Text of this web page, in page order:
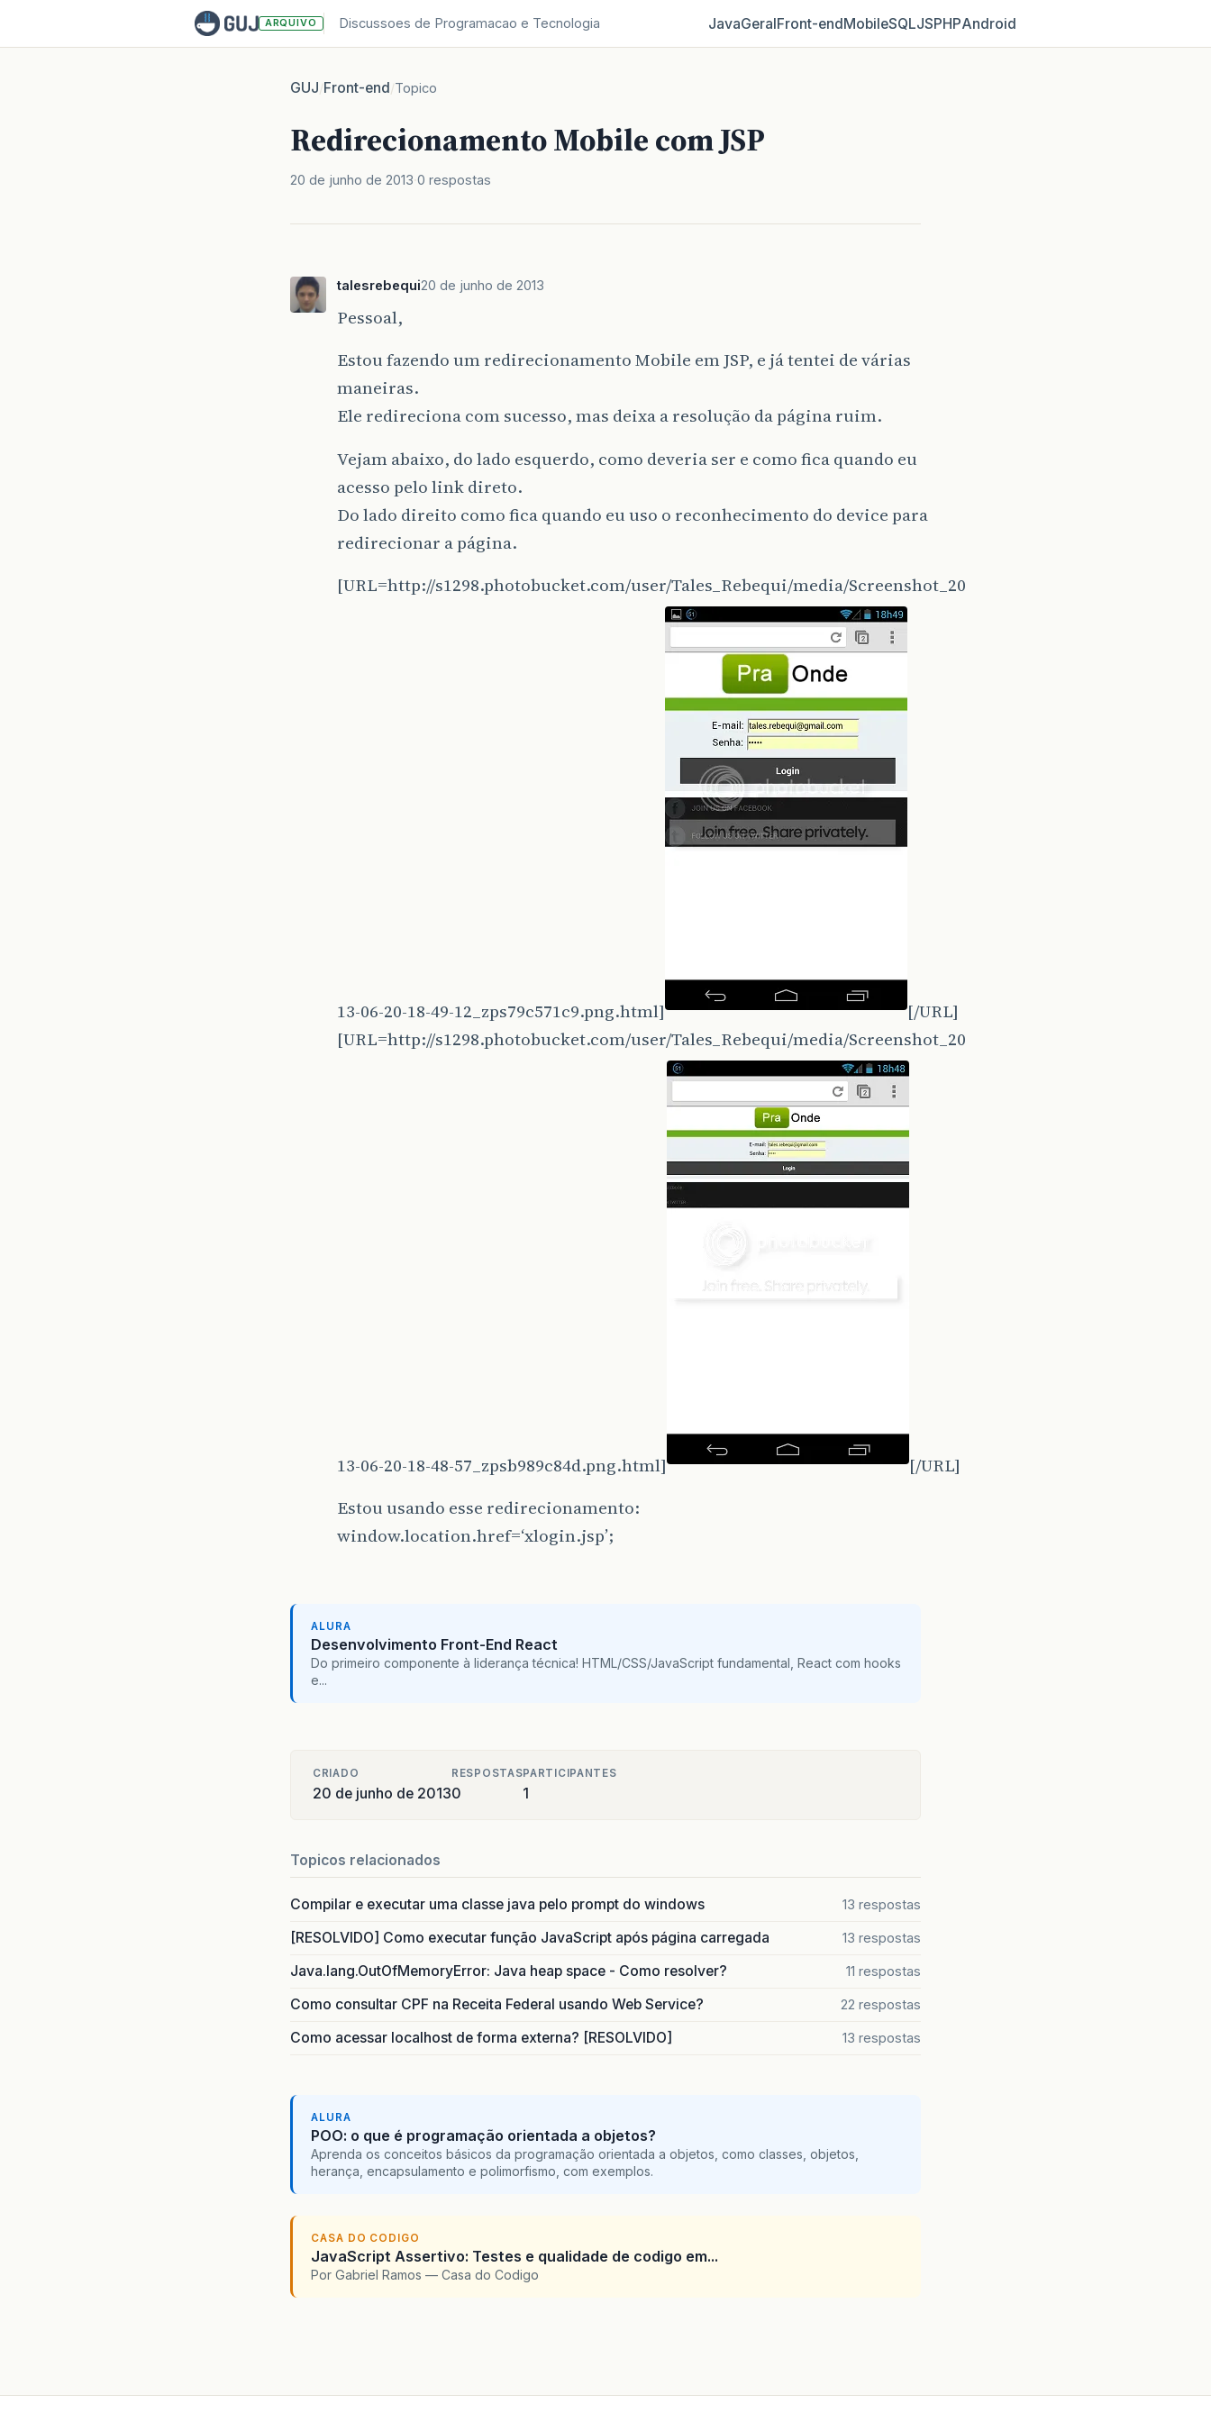
ARQUIVO Discussoes de Programacao e Tecnologia JavaGeralFront‑endMobileSQLJSPHPAndroid
GUJ/Front-end/Topico
Redirecionamento Mobile com JSP
20 de junho de 2013 0 respostas
talesrebequi20 de junho de 2013
Pessoal,
Estou fazendo um redirecionamento Mobile em JSP, e já tentei de várias
maneiras.
Ele redireciona com sucesso, mas deixa a resolução da página ruim.
Vejam abaixo, do lado esquerdo, como deveria ser e como fica quando eu
acesso pelo link direto.
Do lado direito como fica quando eu uso o reconhecimento do device para
redirecionar a página.
[URL=http://s1298.photobucket.com/user/Tales_Rebequi/media/Screenshot_20
13-06-20-18-49-12_zps79c571c9.png.html]
[/URL]
[URL=http://s1298.photobucket.com/user/Tales_Rebequi/media/Screenshot_20
13-06-20-18-48-57_zpsb989c84d.png.html]
[/URL]
Estou usando esse redirecionamento:
window.location.href=‘xlogin.jsp’;
ALURA
Desenvolvimento Front-End React
Do primeiro componente à liderança técnica! HTML/CSS/JavaScript fundamental, React com hooks
e...
CRIADO
20 de junho de 2013
RESPOSTAS
0
PARTICIPANTES
1
Topicos relacionados
Compilar e executar uma classe java pelo prompt do windows 13 respostas
[RESOLVIDO] Como executar função JavaScript após página carregada 13 respostas
Java.lang.OutOfMemoryError: Java heap space - Como resolver? 11 respostas
Como consultar CPF na Receita Federal usando Web Service? 22 respostas
Como acessar localhost de forma externa? [RESOLVIDO] 13 respostas
ALURA
POO: o que é programação orientada a objetos?
Aprenda os conceitos básicos da programação orientada a objetos, como classes, objetos,
herança, encapsulamento e polimorfismo, com exemplos.
CASA DO CODIGO
JavaScript Assertivo: Testes e qualidade de codigo em...
Por Gabriel Ramos — Casa do Codigo